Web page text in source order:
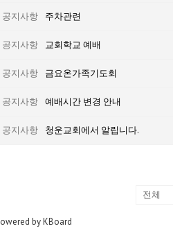
공지사항 주차관련
공지사항 교회학교 예배
공지사항 금요온가족기도회
공지사항 예배시간 변경 안내
공지사항 청운교회에서 알립니다.
by KBoard